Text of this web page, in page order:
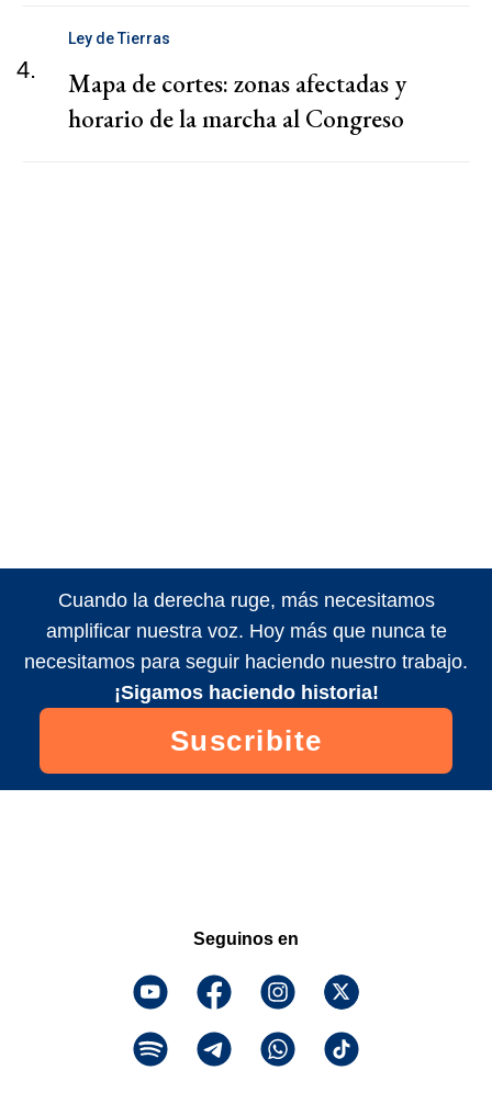
4.
Ley de Tierras
Mapa de cortes: zonas afectadas y
horario de la marcha al Congreso
Cuando la derecha ruge, más necesitamos
amplificar nuestra voz. Hoy más que nunca te
necesitamos para seguir haciendo nuestro trabajo.
¡Sigamos haciendo historia!
Suscribite
Seguinos en